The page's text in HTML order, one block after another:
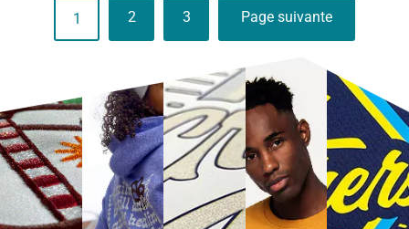
1 2 3 Page suivante